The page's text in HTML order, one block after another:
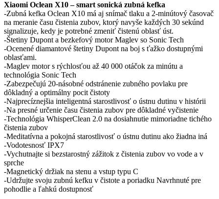
Xiaomi Oclean X10 – smart sonická zubná kefka
-Zubná kefka Oclean X10 má aj snímač tlaku a 2-minútový časovač
na meranie času čistenia zubov, ktorý navyše každých 30 sekúnd
signalizuje, kedy je potrebné zmeniť čistenú oblasť úst.
-Štetiny Dupont a bezkefový motor Maglev so Sonic Tech
-Ocenené diamantové štetiny Dupont na boj s ťažko dostupnými
oblasťami.
-Maglev motor s rýchlosťou až 40 000 otáčok za minútu a
technológia Sonic Tech
-Zabezpečujú 20-násobné odstránenie zubného povlaku pre
dôkladný a optimálny pocit čistoty
-Najprecíznejšia inteligentná starostlivosť o ústnu dutinu v histórii
-Na presné určenie času čistenia zubov pre dôkladné vyčistenie
-Technológia WhisperClean 2.0 na dosiahnutie mimoriadne tichého
čistenia zubov
-Meditatívna a pokojná starostlivosť o ústnu dutinu ako žiadna iná
-Vodotesnosť IPX7
-Vychutnajte si bezstarostný zážitok z čistenia zubov vo vode a v
sprche
-Magnetický držiak na stenu a vstup typu C
-Udržujte svoju zubnú kefku v čistote a poriadku Navrhnuté pre
pohodlie a ľahkú dostupnosť